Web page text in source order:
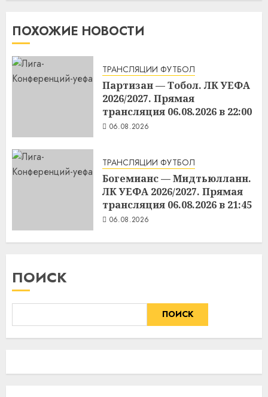
ПОХОЖИЕ НОВОСТИ
ТРАНСЛЯЦИИ ФУТБОЛ
Партизан — Тобол. ЛК УЕФА
2026/2027. Прямая
трансляция 06.08.2026 в 22:00
06.08.2026
ТРАНСЛЯЦИИ ФУТБОЛ
Богемианс — Мидтьюлланн.
ЛК УЕФА 2026/2027. Прямая
трансляция 06.08.2026 в 21:45
06.08.2026
ПОИСК
ПОИСК